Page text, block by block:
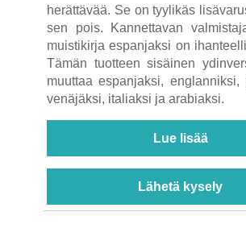
herättävää. Se on tyylikäs
sen pois. Kannettavan
muistikirja espanjaksi on
Tämän tuotteen sisäinen
muuttaa espanjaksi, englanniksi,
venäjäksi, italiaksi ja arabiaksi.
Lue lisää
Lähetä kysely